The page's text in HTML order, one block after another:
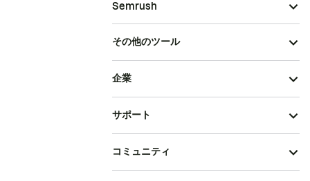
Semrush
その他のツール
企業
サポート
コミュニティ